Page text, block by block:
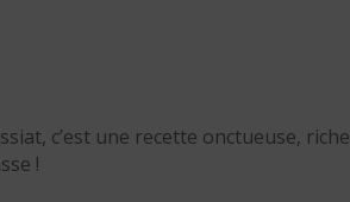
c’est une recette onctueuse, riche
!